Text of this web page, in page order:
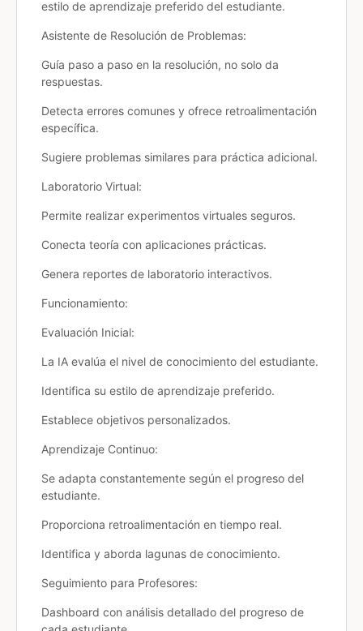
estilo de aprendizaje preferido del estudiante.
Asistente de Resolución de Problemas:
Guía paso a paso en la resolución, no solo da
respuestas.
Detecta errores comunes y ofrece retroalimentación
específica.
Sugiere problemas similares para práctica adicional.
Laboratorio Virtual:
Permite realizar experimentos virtuales seguros.
Conecta teoría con aplicaciones prácticas.
Genera reportes de laboratorio interactivos.
Funcionamiento:
Evaluación Inicial:
La IA evalúa el nivel de conocimiento del estudiante.
Identifica su estilo de aprendizaje preferido.
Establece objetivos personalizados.
Aprendizaje Continuo:
Se adapta constantemente según el progreso del
estudiante.
Proporciona retroalimentación en tiempo real.
Identifica y aborda lagunas de conocimiento.
Seguimiento para Profesores:
Dashboard con análisis detallado del progreso de